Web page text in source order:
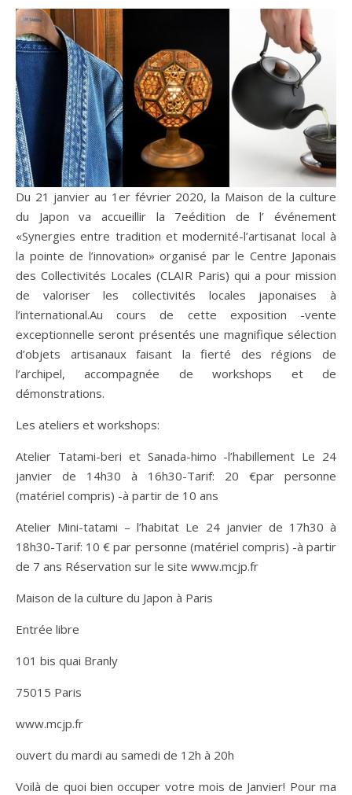
Du 21 janvier au 1er février 2020, la Maison de la culture
du Japon va accueillir la 7eédition de l’ événement
«Synergies entre tradition et modernité-l’artisanat local à
la pointe de l’innovation» organisé par le Centre Japonais
des Collectivités Locales (CLAIR Paris) qui a pour mission
de valoriser les collectivités locales japonaises à
l’international.Au cours de cette exposition -vente
exceptionnelle seront présentés une magnifique sélection
d’objets artisanaux faisant la fierté des régions de
l’archipel, accompagnée de workshops et de
démonstrations.
Les ateliers et workshops:
Atelier Tatami-beri et Sanada-himo -l’habillement Le 24
janvier de 14h30 à 16h30-Tarif: 20 €par personne
(matériel compris) -à partir de 10 ans
Atelier Mini-tatami – l’habitat Le 24 janvier de 17h30 à
18h30-Tarif: 10 € par personne (matériel compris) -à partir
de 7 ans Réservation sur le site www.mcjp.fr
Maison de la culture du Japon à Paris
Entrée libre
101 bis quai Branly
75015 Paris
www.mcjp.fr
ouvert du mardi au samedi de 12h à 20h
Voilà de quoi bien occuper votre mois de Janvier! Pour ma